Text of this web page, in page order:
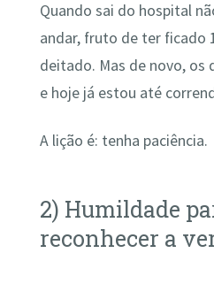
Quando sai do hospital
andar, fruto de ter ficado
deitado. Mas de novo, os
e hoje já estou até
A lição é: tenha paciência.
2) Humildade
reconhecer a